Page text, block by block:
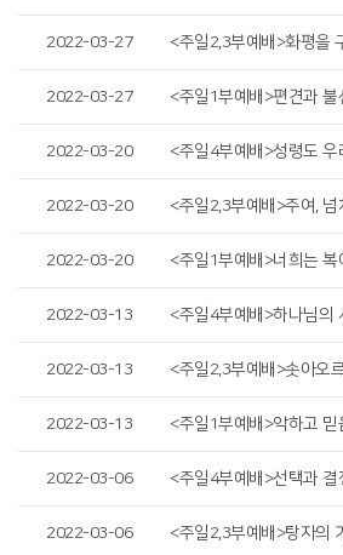
2022-03-27
2022-03-27
2022-03-20
2022-03-20
2022-03-20
2022-03-13
2022-03-13
2022-03-13
2022-03-06
2022-03-06